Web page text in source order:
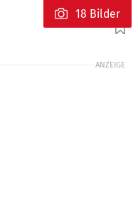
Foto: Louis
18 Bilder
ANZEIGE